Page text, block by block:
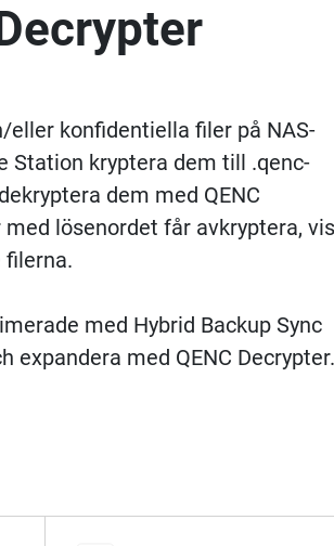
eller konfidentiella filer på NAS-
Station kryptera dem till .qenc-
dem med QENC
lösenordet får avkryptera,
filerna.
med Hybrid Backup Sync
expandera med QENC Decrypter.